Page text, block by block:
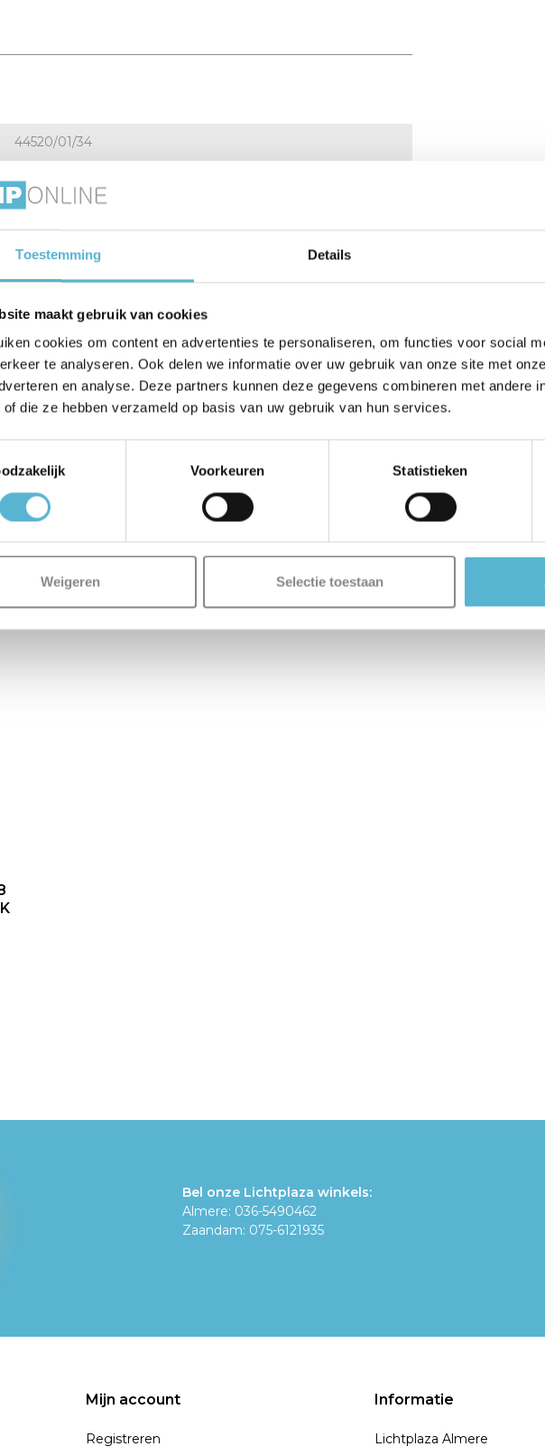
Toestemming Details
maakt gebruik van cookies
cookies om content en advertenties te personaliseren, om functies voor social
te analyseren. Ook delen we informatie over uw gebruik van onze site met
en analyse. Deze partners kunnen deze gegevens combineren met andere
die ze hebben verzameld op basis van uw gebruik van hun services.
Voorkeuren Statistieken
Weigeren Selectie toestaan
44520/01/34
5411212442055
8
dit product..
Bel onze Lichtplaza winkels:
Almere: 036-5490462
Zaandam: 075-6121935
Mijn account
Registreren
Informatie
Lichtplaza Almere